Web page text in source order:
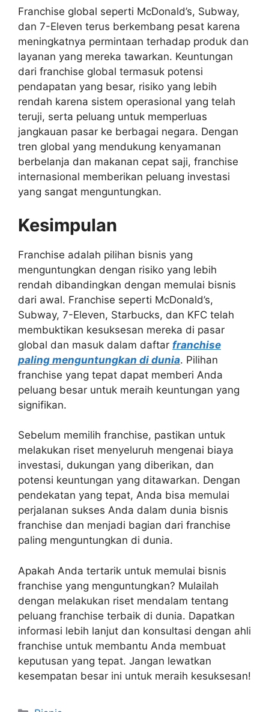
Franchise global seperti McDonald’s, Subway,
dan 7-Eleven terus berkembang pesat karena
meningkatnya permintaan terhadap produk dan
layanan yang mereka tawarkan. Keuntungan
dari franchise global termasuk potensi
pendapatan yang besar, risiko yang lebih
rendah karena sistem operasional yang telah
teruji, serta peluang untuk memperluas
jangkauan pasar ke berbagai negara. Dengan
tren global yang mendukung kenyamanan
berbelanja dan makanan cepat saji, franchise
internasional memberikan peluang investasi
yang sangat menguntungkan.
Kesimpulan
Franchise adalah pilihan bisnis yang
menguntungkan dengan risiko yang lebih
rendah dibandingkan dengan memulai bisnis
dari awal. Franchise seperti McDonald’s,
Subway, 7-Eleven, Starbucks, dan KFC telah
membuktikan kesuksesan mereka di pasar
global dan masuk dalam daftar franchise
paling menguntungkan di dunia. Pilihan
franchise yang tepat dapat memberi Anda
peluang besar untuk meraih keuntungan yang
signifikan.
Sebelum memilih franchise, pastikan untuk
melakukan riset menyeluruh mengenai biaya
investasi, dukungan yang diberikan, dan
potensi keuntungan yang ditawarkan. Dengan
pendekatan yang tepat, Anda bisa memulai
perjalanan sukses Anda dalam dunia bisnis
franchise dan menjadi bagian dari franchise
paling menguntungkan di dunia.
Apakah Anda tertarik untuk memulai bisnis
franchise yang menguntungkan? Mulailah
dengan melakukan riset mendalam tentang
peluang franchise terbaik di dunia. Dapatkan
informasi lebih lanjut dan konsultasi dengan ahli
franchise untuk membantu Anda membuat
keputusan yang tepat. Jangan lewatkan
kesempatan besar ini untuk meraih kesuksesan!